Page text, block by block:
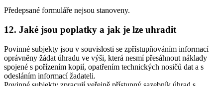
Předepsané formuláře nejsou stanoveny.
12. Jaké jsou poplatky a jak je lze uhradit
Povinné subjekty jsou v souvislosti se zpřístupňováním informací
oprávněny žádat úhradu ve výši, která nesmí přesáhnout náklady
spojené s pořízením kopií, opatřením technických nosičů dat a s
odesláním informací žadateli.